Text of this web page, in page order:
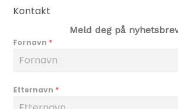
Kontakt
Meld deg på
Fornavn *
Etternavn *